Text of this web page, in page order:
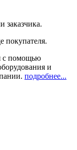
заказчика.
покупателя.
с помощью
и
подробнее...